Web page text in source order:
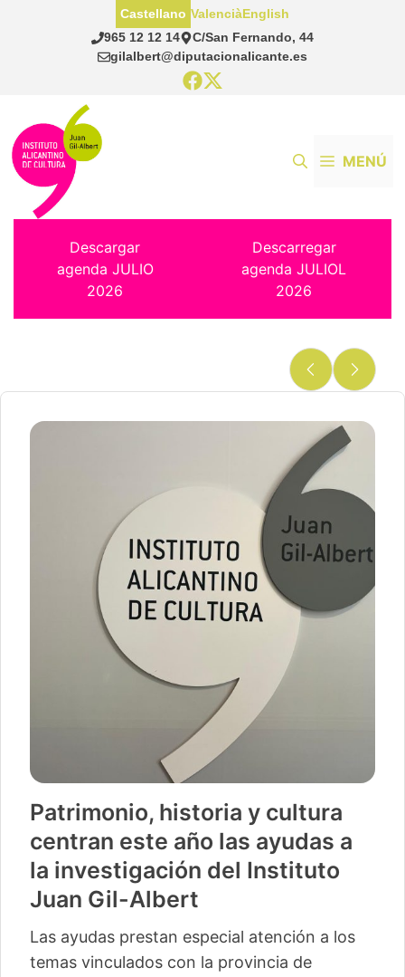
965 12 12 14
C/San Fernando, 44
gilalbert@diputacionalicante.es
Castellano ValenciàEnglish
MENÚ
Descargar
agenda JULIO
2026
Descarregar
agenda JULIOL
2026
Patrimonio, historia y cultura
centran este año las ayudas a
la investigación del Instituto
Juan Gil-Albert
Las ayudas prestan especial atención a los
temas vinculados con la provincia de